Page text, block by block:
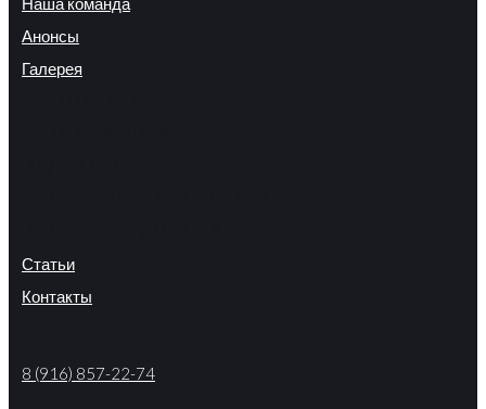
Анонсы
Галерея
Статьи
Контакты
8 (916) 857-22-74